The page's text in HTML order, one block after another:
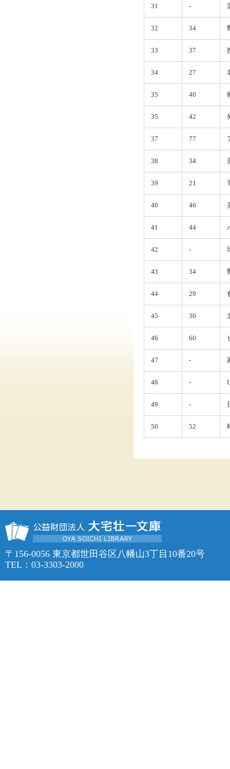
31 -
32 34
33 37
34 27
35 40
35 42
37 77
38 34
39 21
40 46
41 44
42 -
43 34
44 29
45 30
46 60
47 -
48 -
49 -
50 52
〒156-0056 東京都世田谷区八幡山3丁目10番20号
TEL：03-3303-2000